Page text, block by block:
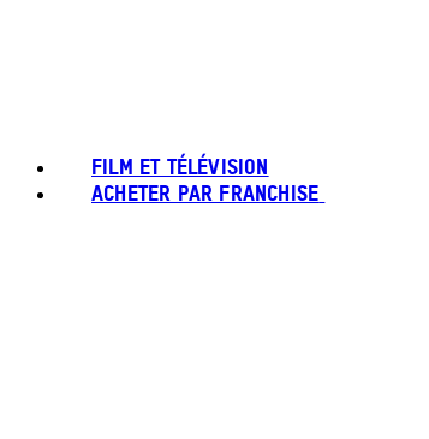
FILM ET TÉLÉVISION
ACHETER PAR FRANCHISE